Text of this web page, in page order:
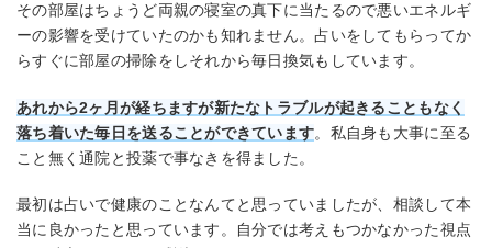
その部屋はちょうど両親の寝室の真下に当たるので悪いエネルギ
ーの影響を受けていたのかも知れません。占いをしてもらってか
らすぐに部屋の掃除をしそれから毎日換気もしています。
あれから2ヶ月が経ちますが新たなトラブルが起きることもなく
落ち着いた毎日を送ることができています。私自身も大事に至る
こと無く通院と投薬で事なきを得ました。
最初は占いで健康のことなんてと思っていましたが、相談して本
当に良かったと思っています。自分では考えもつかなかった視点